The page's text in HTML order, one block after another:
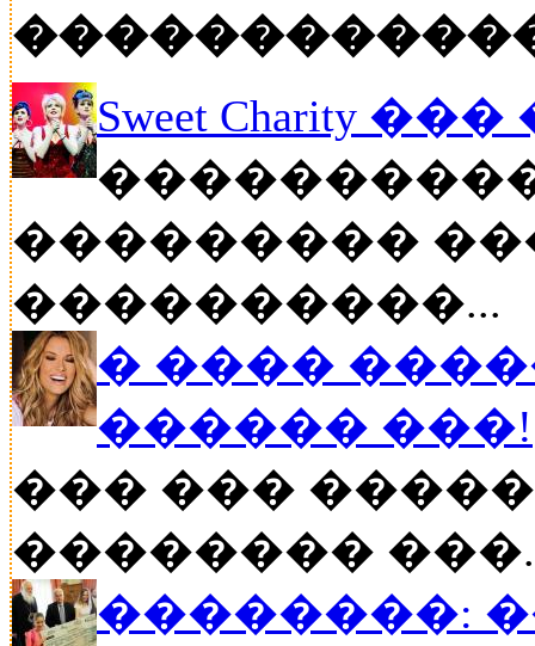
Sweet Charity
���������
����������...
� ����
������ ���!
��� ���
��������
��������: